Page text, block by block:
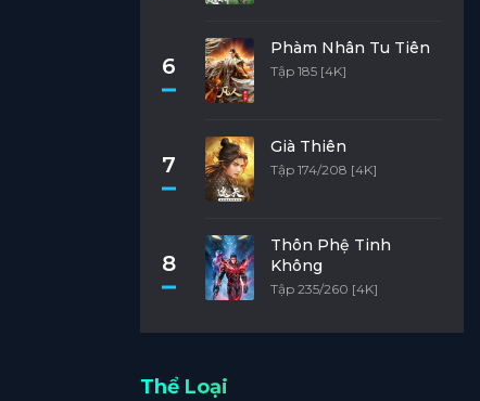
6
Phàm Nhân Tu Tiên
Tập 185 [4K]
7
Già Thiên
Tập 174/208 [4K]
8
Thôn Phệ Tinh
Không
Tập 235/260 [4K]
Thể Loại